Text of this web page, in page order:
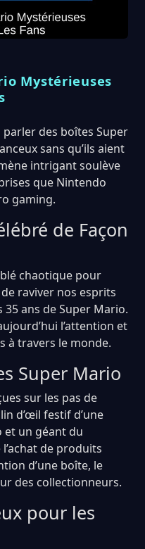
Mystérieuses
des boîtes Super
sans qu’ils aient
intrigant soulève
que Nintendo
gaming.
de Façon
chaotique pour
raviver nos esprits
ans de Super Mario.
l’attention et
à travers le monde.
Super Mario
sur les pas de
d’œil festif d’une
un géant du
de produits
d’une boîte, le
des collectionneurs.
pour les